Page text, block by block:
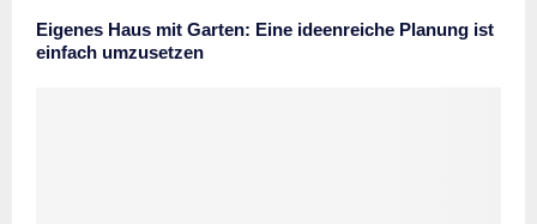
Eigenes Haus mit Garten: Eine ideenreiche Planung ist
einfach umzusetzen